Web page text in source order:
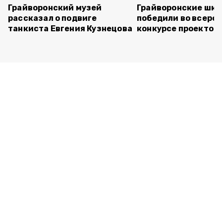
Грайворонский музей
рассказал о подвиге
танкиста Евгения Кузнецова
Грайворонские
победили во
конкурсе проектов